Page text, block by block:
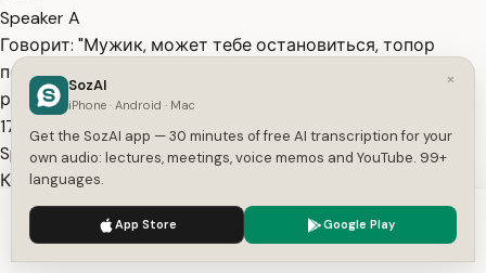
Speaker A
Говорит: "Мужик, может тебе остановиться, топор
подточить?" Говорит: "Отвали, мне некогда, мне дерево
рубить надо".
17:55
Speaker A
Когда я рассказываю про то, что у нас в команде есть
тренинги, которые полностью меняют жизнь человека,
меняют в семье.
18:02
We use cookies to enhance your experience.
×
SozAI
iPhone · Android · Mac
Get the SozAI app — 30 minutes of free AI transcription for your
own audio: lectures, meetings, voice memos and YouTube. 99+
languages.
App Store Google Play